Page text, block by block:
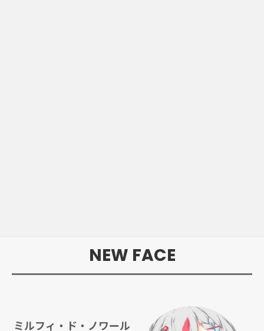
NEW FACE
ミルフィ・ド・ノワール